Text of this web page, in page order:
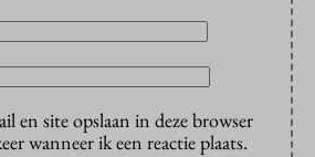
en site opslaan in deze browser
wanneer ik een reactie plaats.